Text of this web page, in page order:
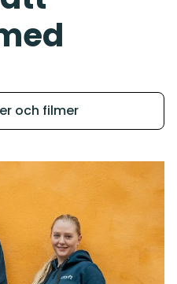
och filmer